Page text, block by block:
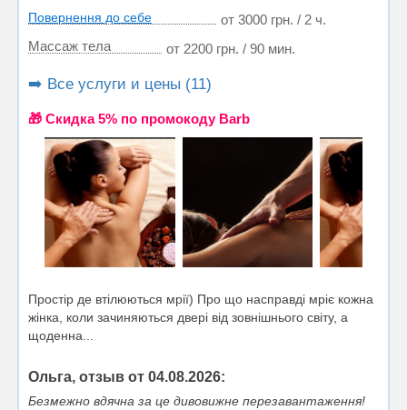
Повернення до себе
от 3000 грн. / 2 ч.
Массаж тела
от 2200 грн. / 90 мин.
➡️ Все услуги и цены (11)
🎁 Cкидка 5% по промокоду Barb
Простір де втілюються мрії) Про що насправді мріє кожна
жінка, коли зачиняються двері від зовнішнього світу, а
щоденна...
Ольга, отзыв от 04.08.2026:
Безмежно вдячна за це дивовижне перезавантаження!